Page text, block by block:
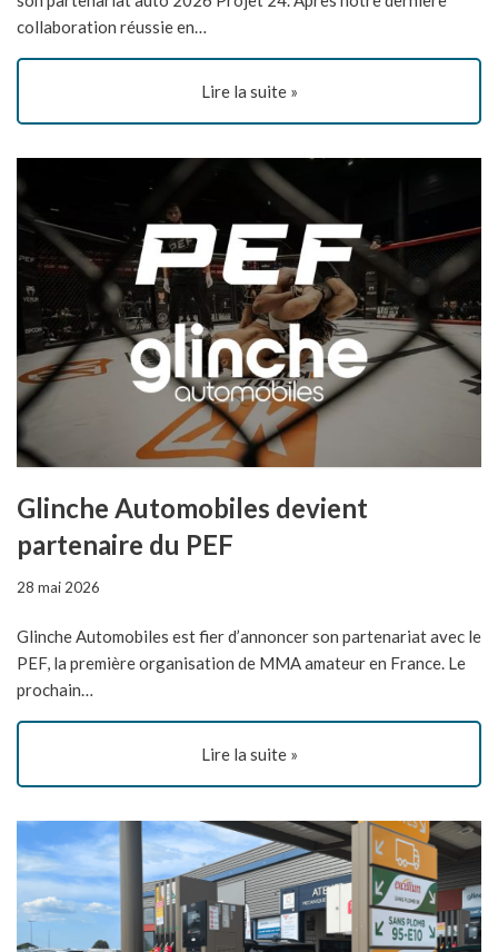
collaboration réussie en…
Lire la suite »
Glinche Automobiles devient
partenaire du PEF
28 mai 2026
Glinche Automobiles est fier d’annoncer son partenariat avec le
PEF, la première organisation de MMA amateur en France. Le
prochain…
Lire la suite »